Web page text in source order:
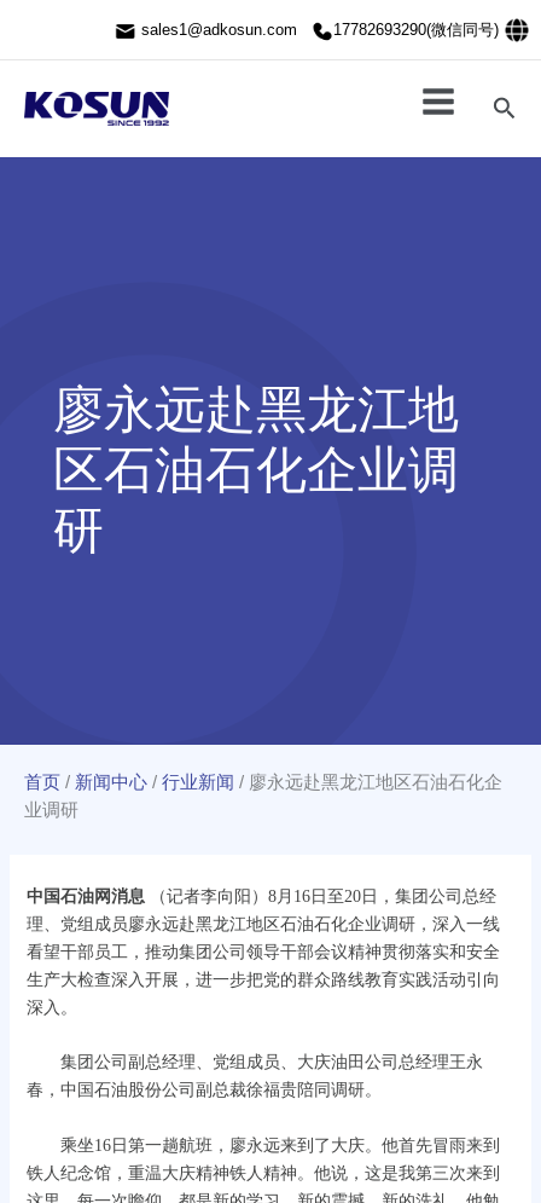
sales1@adkosun.com 17782693290(微信同号)
搜
索
廖永远赴黑龙江地
区石油石化企业调
研
首页 / 新闻中心 / 行业新闻 / 廖永远赴黑龙江地区石油石化企
业调研
中国石油网消息
（记者李向阳）8月16日至20日，集团公司总经
理、党组成员廖永远赴黑龙江地区石油石化企业调研，深入一线
看望干部员工，推动集团公司领导干部会议精神贯彻落实和安全
生产大检查深入开展，进一步把党的群众路线教育实践活动引向
深入。
集团公司副总经理、党组成员、大庆油田公司总经理王永
春，中国石油股份公司副总裁徐福贵陪同调研。
乘坐16日第一趟航班，廖永远来到了大庆。他首先冒雨来到
铁人纪念馆，重温大庆精神铁人精神。他说，这是我第三次来到